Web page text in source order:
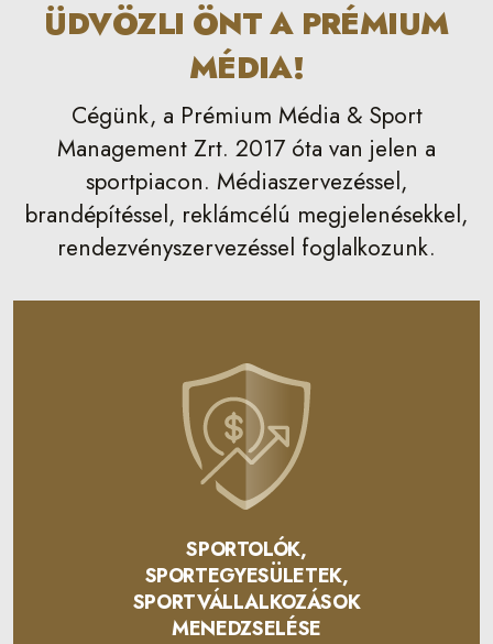
ÜDVÖZLI ÖNT A PRÉMIUM
MÉDIA!
Cégünk, a Prémium Média & Sport
Management Zrt. 2017 óta van jelen a
sportpiacon. Médiaszervezéssel,
brandépítéssel, reklámcélú megjelenésekkel,
rendezvényszervezéssel foglalkozunk.
SPORTOLÓK,
SPORTEGYESÜLETEK,
SPORTVÁLLALKOZÁSOK
MENEDZSELÉSE